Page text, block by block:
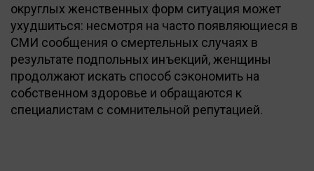
округлых женственных форм ситуация может
ухудшиться: несмотря на часто появляющиеся в
СМИ сообщения о смертельных случаях в
результате подпольных инъекций, женщины
продолжают искать способ сэкономить на
собственном здоровье и обращаются к
специалистам с сомнительной репутацией.